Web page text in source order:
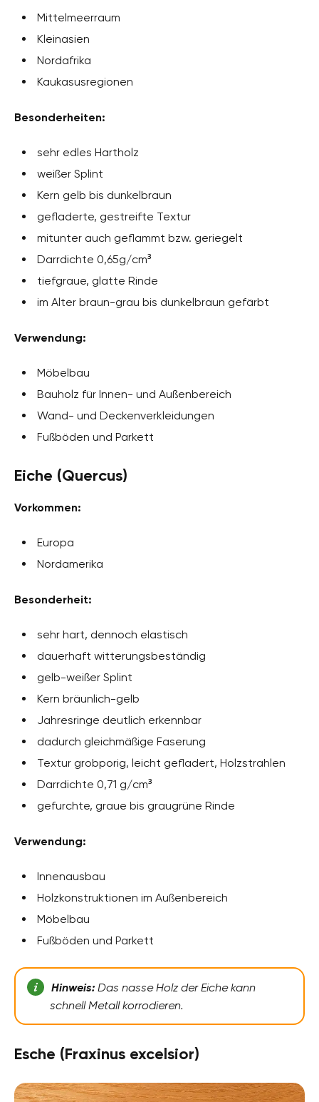
Mittelmeerraum
Kleinasien
Nordafrika
Kaukasusregionen
Besonderheiten:
sehr edles Hartholz
weißer Splint
Kern gelb bis dunkelbraun
gefladerte, gestreifte Textur
mitunter auch geflammt bzw. geriegelt
Darrdichte 0,65g/cm³
tiefgraue, glatte Rinde
im Alter braun-grau bis dunkelbraun gefärbt
Verwendung:
Möbelbau
Bauholz für Innen- und Außenbereich
Wand- und Deckenverkleidungen
Fußböden und Parkett
Eiche (Quercus)
Vorkommen:
Europa
Nordamerika
Besonderheit:
sehr hart, dennoch elastisch
dauerhaft witterungsbeständig
gelb-weißer Splint
Kern bräunlich-gelb
Jahresringe deutlich erkennbar
dadurch gleichmäßige Faserung
Textur grobporig, leicht gefladert, Holzstrahlen
Darrdichte 0,71 g/cm³
gefurchte, graue bis graugrüne Rinde
Verwendung:
Innenausbau
Holzkonstruktionen im Außenbereich
Möbelbau
Fußböden und Parkett
Hinweis:Das nasse Holz der Eiche kann
schnell Metall korrodieren.
Esche (Fraxinus excelsior)